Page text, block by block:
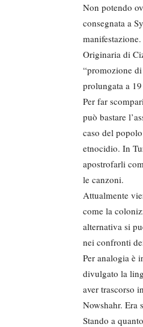
Non potendo
consegnata a
manifestazione.
Originaria di
“promozione di
prolungata a
Per far
può bastare
caso del
etnocidio. In
apostrofarli
le canzoni.
Attualmente
come la
alternativa si
nei confronti
Per analogia è
divulgato la
aver trascorso
Nowshahr. Era
Stando a